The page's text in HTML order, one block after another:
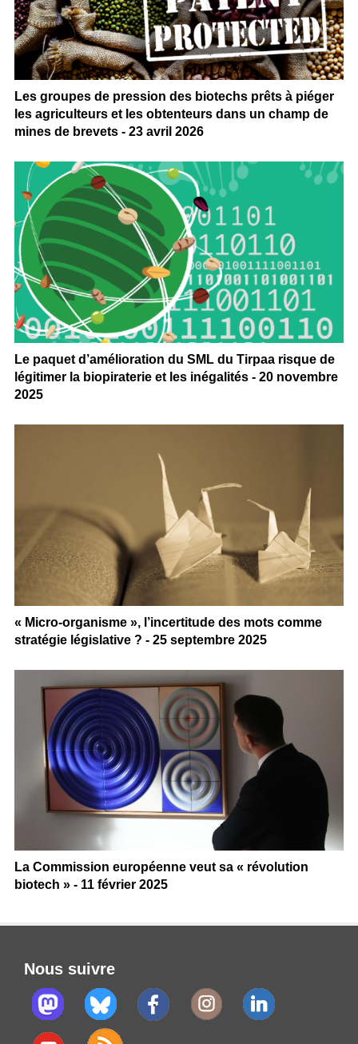
Les groupes de pression des biotechs prêts à piéger
les agriculteurs et les obtenteurs dans un champ de
mines de brevets - 23 avril 2026
Le paquet d’amélioration du SML du Tirpaa risque de
légitimer la biopiraterie et les inégalités - 20 novembre
2025
« Micro-organisme », l’incertitude des mots comme
stratégie législative ? - 25 septembre 2025
La Commission européenne veut sa « révolution
biotech » - 11 février 2025
Nous suivre